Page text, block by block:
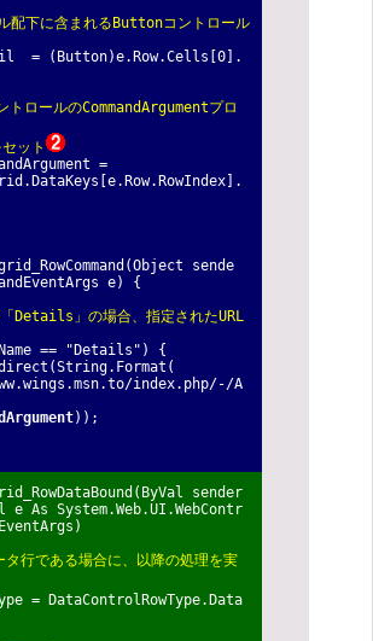
下に含まれるButtonコントロール
(Button)e.Row.Cells[0].
ロールのCommandArgumentプロ
ット
=
sende
e) {
Details」の場合、指定されたURL
== "Details") {
index.php/-/A
));
sender
As System.Web.UI.WebContr
行である場合に、以降の処理を実
= DataControlRowType.Data